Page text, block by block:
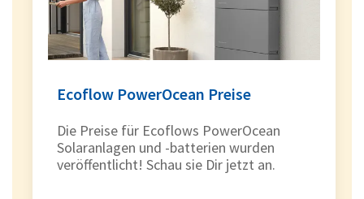
Ecoflow PowerOcean Preise
Die Preise für Ecoflows PowerOcean
Solaranlagen und -batterien wurden
veröffentlicht! Schau sie Dir jetzt an.